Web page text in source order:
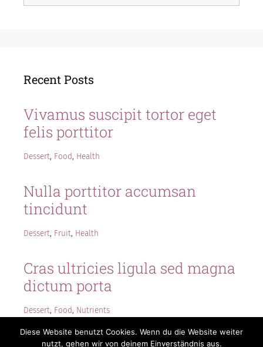
Recent Posts
Vivamus suscipit tortor eget
felis porttitor
Dessert, Food, Health
Nulla porttitor accumsan
tincidunt
Dessert, Fruit, Health
Cras ultricies ligula sed magna
dictum porta
Dessert, Food, Nutrients
Diese Website benutzt Cookies. Wenn du die Website weiter
nutzt, gehen wir von deinem Einverständnis aus.